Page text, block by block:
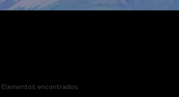
Elementos encontrados